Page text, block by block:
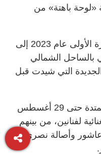
«لوحة باهتة» من
ويهدف المهرجان الذي أقيم للمرة الأولى عام 2023 إلى
بالساحل الشمالي
التي شيدت قبل
ويشمل برنامج الدورة الثالثة الممتدة حتى 29 أغسطس
لفنانين، من بينهم
وأصالة نصري